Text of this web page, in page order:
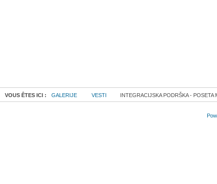
VOUS ÊTES ICI : GALERIJE VESTI INTEGRACIJSKA PODRŠKA -